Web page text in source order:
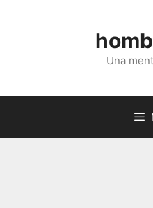
Una